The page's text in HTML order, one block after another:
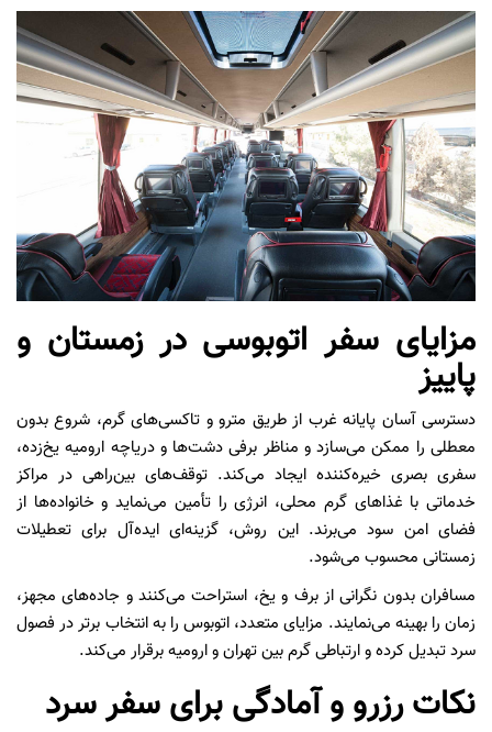
مزایای سفر اتوبوسی در زمستان و
پاییز
دسترسی آسان پایانه غرب از طریق مترو و تاکسی‌های گرم، شروع بدون
معطلی را ممکن می‌سازد و مناظر برفی دشت‌ها و دریاچه ارومیه یخ‌زده،
سفری بصری خیره‌کننده ایجاد می‌کند. توقف‌های بین‌راهی در مراکز
خدماتی با غذاهای گرم محلی، انرژی را تأمین می‌نماید و خانواده‌ها از
فضای امن سود می‌برند. این روش، گزینه‌ای ایده‌آل برای تعطیلات
زمستانی محسوب می‌شود.
مسافران بدون نگرانی از برف و یخ، استراحت می‌کنند و جاده‌های مجهز،
زمان را بهینه می‌نمایند. مزایای متعدد، اتوبوس را به انتخاب برتر در فصول
سرد تبدیل کرده و ارتباطی گرم بین تهران و ارومیه برقرار می‌کند.
نکات رزرو و آمادگی برای سفر سرد